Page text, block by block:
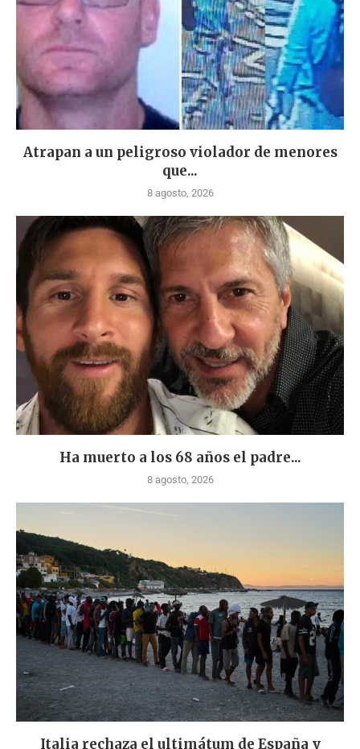
Atrapan a un peligroso violador de menores
que...
8 agosto, 2026
Ha muerto a los 68 años el padre...
8 agosto, 2026
Italia rechaza el ultimátum de España y